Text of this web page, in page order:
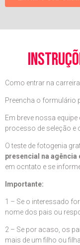
Como entrar na
Preencha o formulário
Em breve nossa
processo de seleção e
O teste de fotogenia
presencial na agência
em ocntato e se
Importante:
1 – Se o interessado
nome dos pais ou
2 – Se por acaso, os
mais de um filho ou